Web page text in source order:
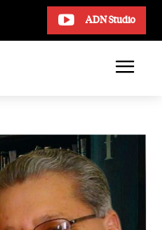
ADN Studio